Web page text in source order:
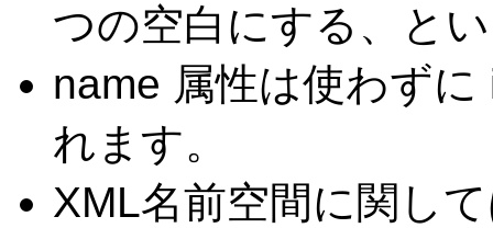
つの空白にする、と
name 属性は使わず
れます。
XML名前空間に関し